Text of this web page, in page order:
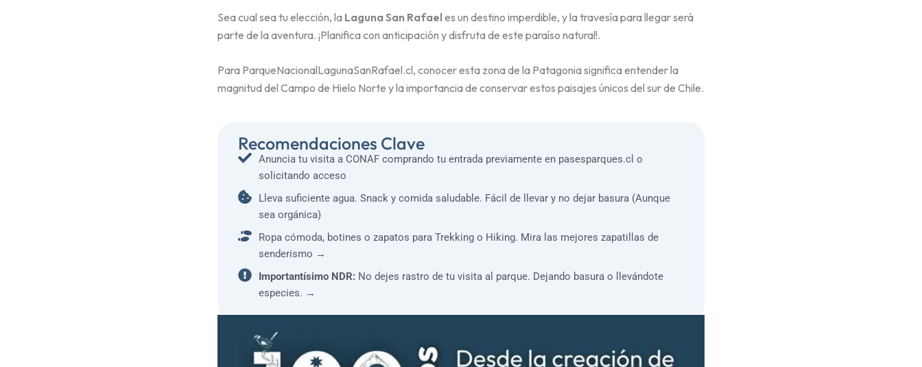
Sea cual sea tu elección, la Laguna San Rafael es un destino imperdible, y la travesía para llegar será
parte de la aventura. ¡Planifica con anticipación y disfruta de este paraíso natural!.
Para ParqueNacionalLagunaSanRafael.cl, conocer esta zona de la Patagonia significa entender la
magnitud del Campo de Hielo Norte y la importancia de conservar estos paisajes únicos del sur de Chile.